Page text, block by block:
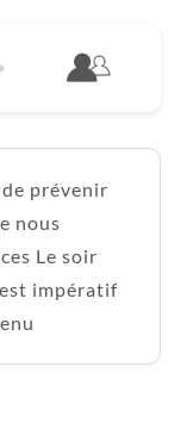
prévenir
nous
Le soir
impératif